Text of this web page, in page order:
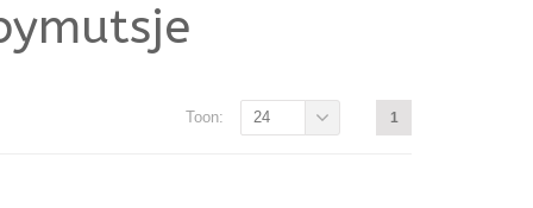
1
Toon: 24